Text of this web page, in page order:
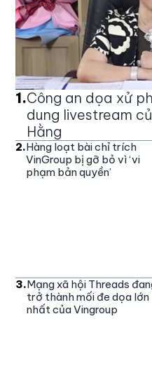
1.Công an dọa xử
dung livestream
Hằng
2.Hàng loạt bài chỉ trích
VinGroup bị gỡ bỏ vì ‘vi
phạm bản quyền’
3.Mạng xã hội Threads
trở thành mối đe dọa lớn
nhất của Vingroup